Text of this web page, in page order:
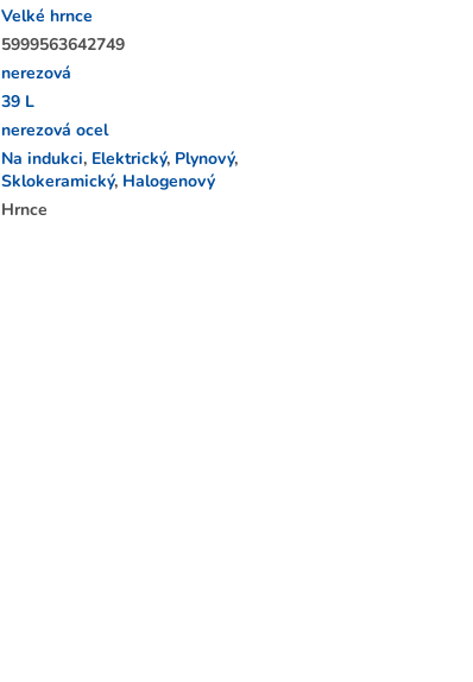
Velké hrnce
5999563642749
nerezová
39 L
nerezová ocel
Na indukci, Elektrický, Plynový,
Sklokeramický, Halogenový
Hrnce